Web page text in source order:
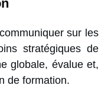
sur les
stratégiques de
globale, évalue et,
de formation.